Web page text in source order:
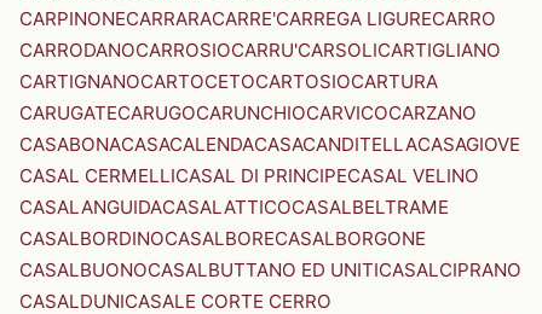
CARPINONECARRARACARRE'CARREGA LIGURECARRO
CARRODANOCARROSIOCARRU'CARSOLICARTIGLIANO
CARTIGNANOCARTOCETOCARTOSIOCARTURA
CARUGATECARUGOCARUNCHIOCARVICOCARZANO
CASABONACASACALENDACASACANDITELLACASAGIOVE
CASAL CERMELLICASAL DI PRINCIPECASAL VELINO
CASALANGUIDACASALATTICOCASALBELTRAME
CASALBORDINOCASALBORECASALBORGONE
CASALBUONOCASALBUTTANO ED UNITICASALCIPRANO
CASALDUNICASALE CORTE CERRO